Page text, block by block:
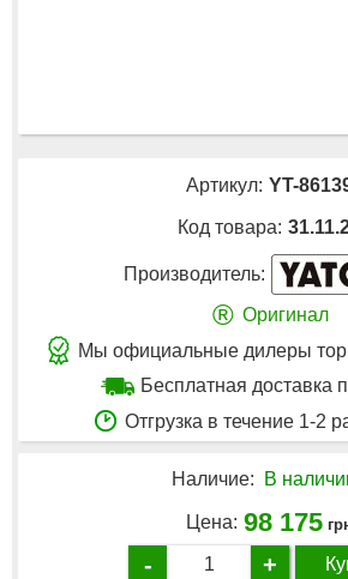
Артикул: YT-
Код товара:
Производитель:
® Оригинал
Мы официальные дилеры
Бесплатная доставка
Отгрузка в течение 1-2
Наличие: В
Цена: 98 175
- +